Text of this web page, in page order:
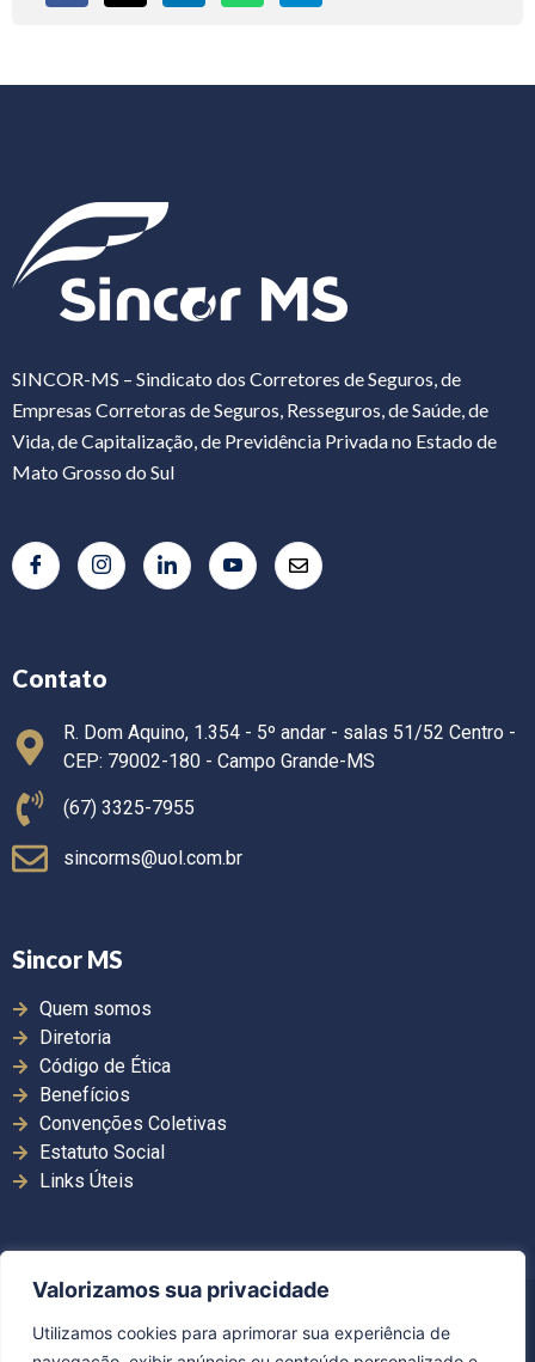
Valorizamos sua privacidade
Utilizamos cookies para aprimorar sua experiência de
SINCOR-MS – Sindicato dos Corretores de Seguros, de
Empresas Corretoras de Seguros, Resseguros, de Saúde, de
Vida, de Capitalização, de Previdência Privada no Estado de
Mato Grosso do Sul
Contato
R. Dom Aquino, 1.354 - 5º andar - salas 51/52 Centro -
CEP: 79002-180 - Campo Grande-MS
(67) 3325-7955
sincorms@uol.com.br
Sincor MS
Quem somos
Diretoria
Código de Ética
Benefícios
Convenções Coletivas
Estatuto Social
Links Úteis
Copyright ©2026. Sincor MS | Todos os direitos
reservados.